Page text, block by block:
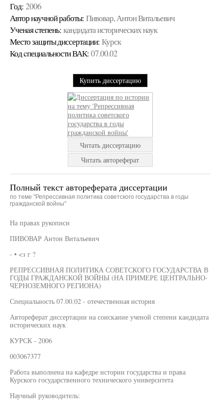
Год: 2006
Автор научной работы: Пивовар, Антон Витальевич
Ученая cтепень: кандидата исторических наук
Место защиты диссертации: Курск
Код cпециальности ВАК: 07.00.02
Купить диссертацию
Читать диссертацию
Читать автореферат
Полный текст автореферата диссертации
по теме "Репрессивная политика советского государства в годы
гражданской войны"
На правах рукописи
ПИВОВАР Антон Витальевич
- • <з г ?
РЕПРЕССИВНАЯ ПОЛИТИКА СОВЕТСКОГО ГОСУДАРСТВА В
ГОДЫ ГРАЖДАНСКОЙ ВОЙНЫ (НА ПРИМЕРЕ ЦЕНТРАЛЬНО-
ЧЕРНОЗЕМНОГО РЕГИОНА)
Специальность 07.00.02 - отечественная история
Автореферат диссертации на соискание ученой степени кандидата
исторических наук
КУРСК - 2006
003067377
Работа выполнена на кафедре истории государства и права
Курского государственного технического университета
Научный руководитель: